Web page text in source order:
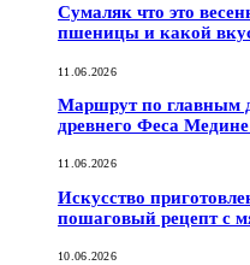
Сумаляк что это
пшеницы и какой
11.06.2026
Маршрут по главным
древнего Феса
11.06.2026
Искусство
пошаговый рецепт с
10.06.2026